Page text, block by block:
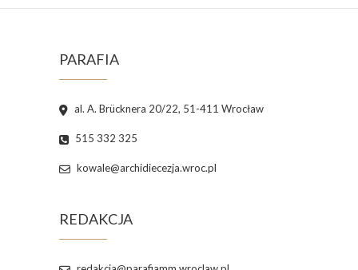
PARAFIA
al. A. Brücknera 20/22, 51-411 Wrocław
515 332 325
kowale@archidiecezja.wroc.pl
REDAKCJA